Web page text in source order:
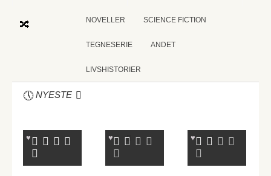
NOVELLER SCIENCE FICTION
TEGNESERIE ANDET
LIVSHISTORIER
NYESTE